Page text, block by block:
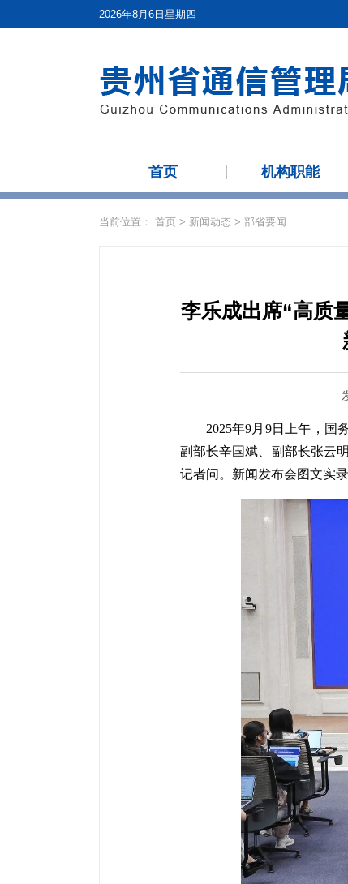
2026年8月6日星期四
首页 机构职能
当前位置： 首页 > 新闻动态 > 部省要闻
李乐成出席“高质
2025年9月9日上午，国
副部长辛国斌、副部长张云
记者问。新闻发布会图文实录